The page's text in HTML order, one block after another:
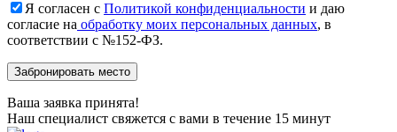
Я согласен с Политикой конфиденциальности и даю
согласие на обработку моих персональных данных, в
соответствии с №152-ФЗ.
Ваша заявка принята!
Наш специалист свяжется с вами в течение 15 минут